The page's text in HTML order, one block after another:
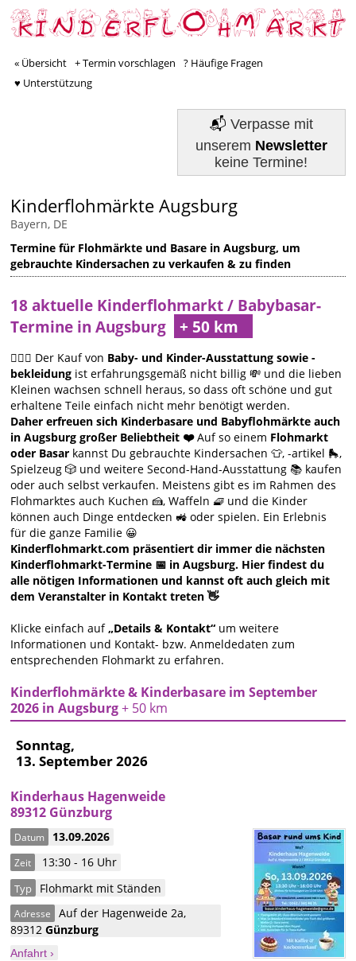
« Übersicht + Termin vorschlagen
? Häufige Fragen
♥ Unterstützung
📬 Verpasse mit
unserem Newsletter
keine Termine!
Kinderflohmärkte Augsburg
Bayern, DE
Termine für Flohmärkte und Basare in Augsburg, um
gebrauchte Kindersachen zu verkaufen & zu finden
18 aktuelle Kinderflohmarkt / Babybasar-
Termine in Augsburg
🙋🏻‍♀️ Der Kauf von Baby- und Kinder-Ausstattung sowie -
bekleidung ist erfahrungsgemäß nicht billig 💸 und die lieben
Kleinen wachsen schnell heraus, so dass oft schöne und gut
erhaltene Teile einfach nicht mehr benötigt werden.
Daher erfreuen sich Kinderbasare und Babyflohmärkte auch
in Augsburg großer Beliebtheit ❤️Auf so einem Flohmarkt
oder Basar kannst Du gebrauchte Kindersachen 👕, -artikel 🛼,
Spielzeug 🎲 und weitere Second-Hand-Ausstattung 📚 kaufen
oder auch selbst verkaufen. Meistens gibt es im Rahmen des
Flohmarktes auch Kuchen 🍰, Waffeln 🧇 und die Kinder
können auch Dinge entdecken 🚜 oder spielen. Ein Erlebnis
für die ganze Familie 😀
Kinderflohmarkt.com präsentiert dir immer die nächsten
Kinderflohmarkt-Termine 📅 in Augsburg. Hier findest du
alle nötigen Informationen und kannst oft auch gleich mit
dem Veranstalter in Kontakt treten 👋
Klicke einfach auf„Details & Kontakt“ um weitere
Informationen und Kontakt- bzw. Anmeldedaten zum
entsprechenden Flohmarkt zu erfahren.
Kinderflohmärkte & Kinderbasare im September
2026 in Augsburg+ 50 km
Sonntag,
13. September 2026
Kinderhaus Hagenweide
89312 Günzburg
Datum 13.09.2026
Zeit 13:30 - 16 Uhr
Typ Flohmarkt mit Ständen
Adresse Auf der Hagenweide 2a,
89312Günzburg
Anfahrt ›